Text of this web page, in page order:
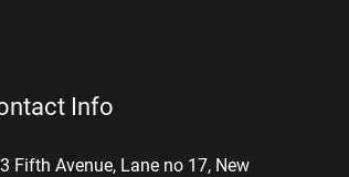
Info
Fifth Avenue, Lane no 17, New